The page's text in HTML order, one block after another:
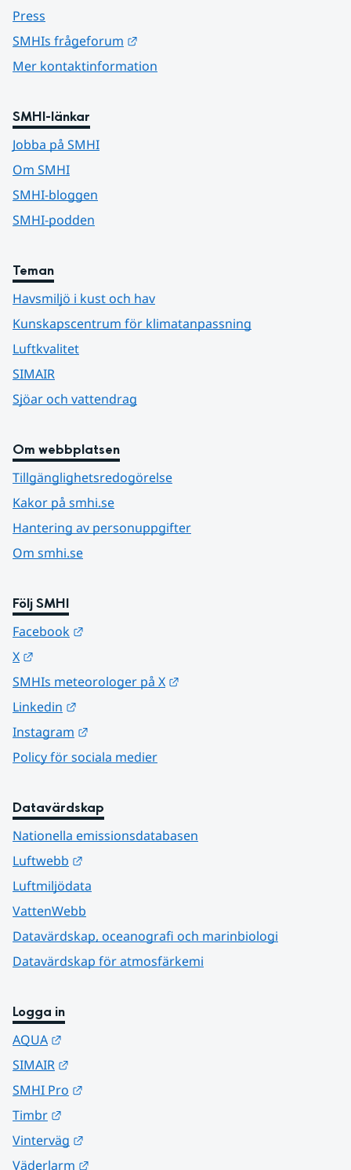
Press
SMHIs frågeforum
Mer kontaktinformation
SMHI-länkar
Jobba på SMHI
Om SMHI
SMHI-bloggen
SMHI-podden
Teman
Havsmiljö i kust och hav
Kunskapscentrum för klimatanpassning
Luftkvalitet
SIMAIR
Sjöar och vattendrag
Om webbplatsen
Tillgänglighetsredogörelse
Kakor på smhi.se
Hantering av personuppgifter
Om smhi.se
Följ SMHI
Facebook
X
SMHIs meteorologer på X
Linkedin
Instagram
Policy för sociala medier
Datavärdskap
Nationella emissionsdatabasen
Luftwebb
Luftmiljödata
VattenWebb
Datavärdskap, oceanografi och marinbiologi
Datavärdskap för atmosfärkemi
Logga in
AQUA
SIMAIR
SMHI Pro
Timbr
Vinterväg
Väderlarm